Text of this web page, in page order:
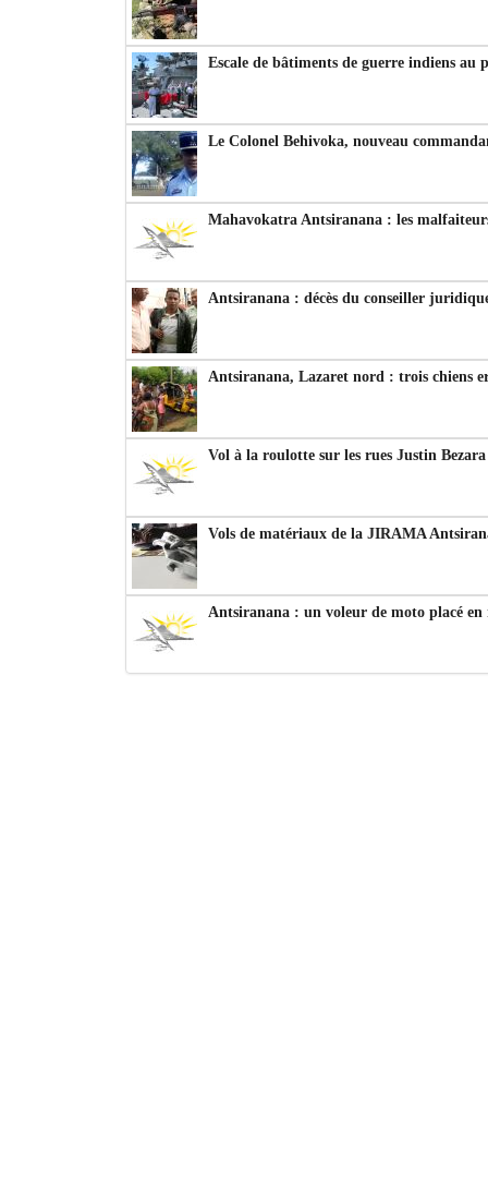
Escale de bâtiments de guerre indiens au
Le Colonel Behivoka, nouveau
Mahavokatra Antsiranana : les
Antsiranana : décès du conseiller
Antsiranana, Lazaret nord : trois chiens
Vol à la roulotte sur les rues Justin
Vols de matériaux de la JIRAMA
Antsiranana : un voleur de moto placé en